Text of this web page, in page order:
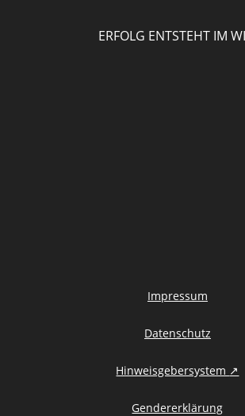
ERFOLG ENTSTEHT IM
Impressum
Datenschutz
Hinweisgebersystem ↗
Gendererklärung